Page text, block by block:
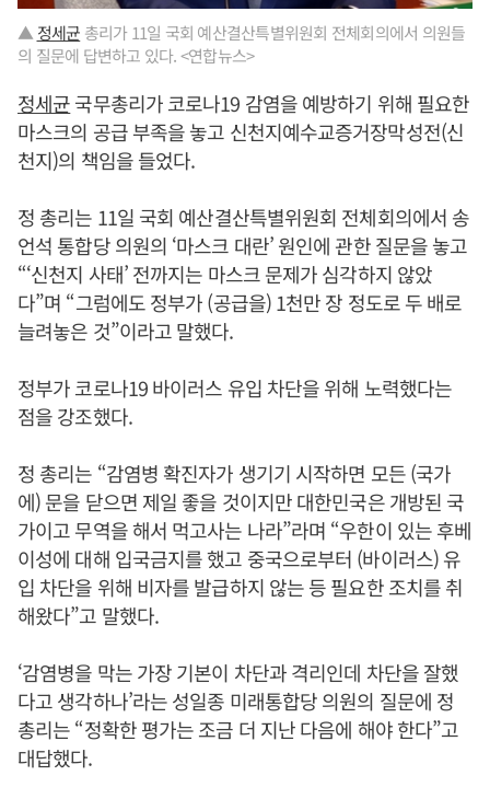
▲ 정세균 총리가 11일 국회 예산결산특별위원회 전체회의에서 의원들
의 질문에 답변하고 있다. <연합뉴스>
정세균국무총리가 코로나19 감염을 예방하기 위해 필요한
마스크의 공급 부족을 놓고 신천지예수교증거장막성전(신
천지)의 책임을 들었다.
정 총리는 11일 국회 예산결산특별위원회 전체회의에서 송
언석 통합당 의원의 ‘마스크 대란’ 원인에 관한 질문을 놓고
“‘신천지 사태’ 전까지는 마스크 문제가 심각하지 않았
다”며 “그럼에도 정부가 (공급을) 1천만 장 정도로 두 배로
늘려놓은 것”이라고 말했다.
정부가 코로나19 바이러스 유입 차단을 위해 노력했다는
점을 강조했다.
정 총리는 “감염병 확진자가 생기기 시작하면 모든 (국가
에) 문을 닫으면 제일 좋을 것이지만 대한민국은 개방된 국
가이고 무역을 해서 먹고사는 나라”라며 “우한이 있는 후베
이성에 대해 입국금지를 했고 중국으로부터 (바이러스) 유
입 차단을 위해 비자를 발급하지 않는 등 필요한 조치를 취
해왔다”고 말했다.
‘감염병을 막는 가장 기본이 차단과 격리인데 차단을 잘했
다고 생각하나’라는 성일종 미래통합당 의원의 질문에 정
총리는 “정확한 평가는 조금 더 지난 다음에 해야 한다”고
대답했다.